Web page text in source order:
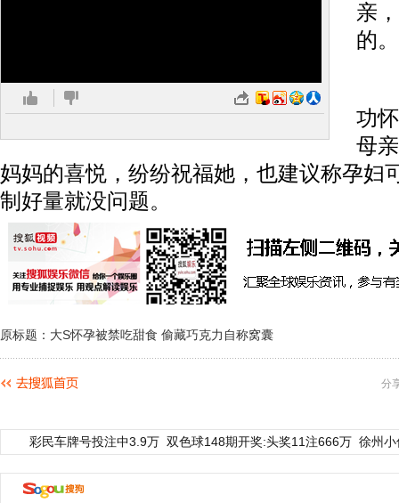
亲
的
功
母
妈妈的喜悦，纷纷祝福她，也建议称孕妇
制好量就没问题。
原标题：大S怀孕被禁吃甜食 偷藏巧克力自称窝囊
分
彩民车牌号投注中3.9万 双色球148期开奖:头奖11注666万 徐州